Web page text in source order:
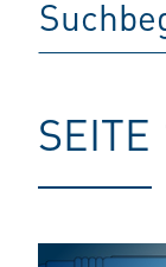
SEITE